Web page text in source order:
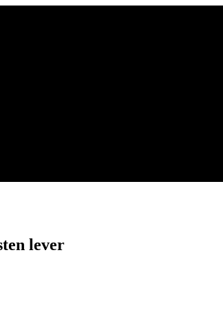
lever